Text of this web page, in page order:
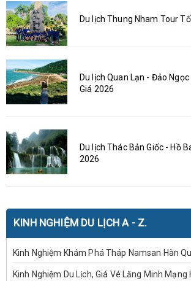
Du lịch Thung Nham Tour
Du lịch Quan Lạn - Đảo
Giá 2026
Du lịch Thác Bản Giốc - Hồ
2026
KINH NGHIỆM DU LỊCH A - Z.
Kinh Nghiệm Khám Phá Tháp Namsan Hàn
Kinh Nghiệm Du Lịch, Giá Vé Lăng Minh Mạng